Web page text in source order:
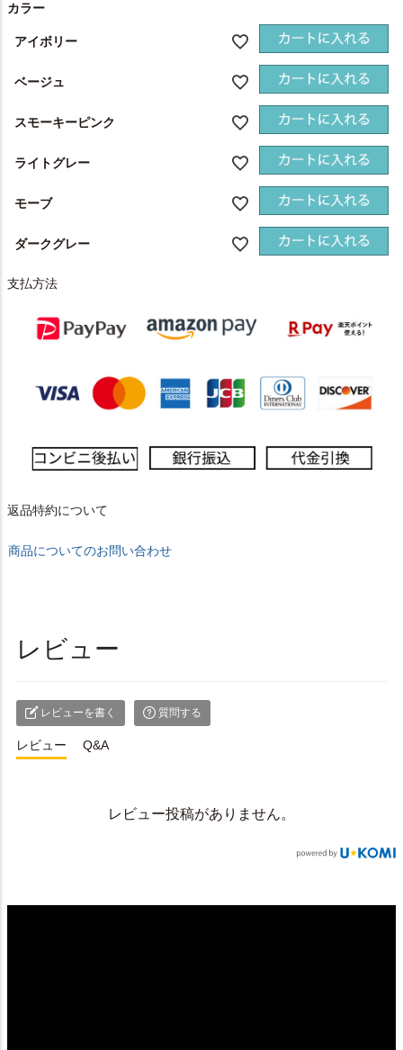
カラー
アイボリー
ベージュ
スモーキーピンク
ライトグレー
モーブ
ダークグレー
支払方法
返品特約について
商品についてのお問い合わせ
レビュー
レビューを書く 質問する
レビュー Q&A
レビュー投稿がありません。